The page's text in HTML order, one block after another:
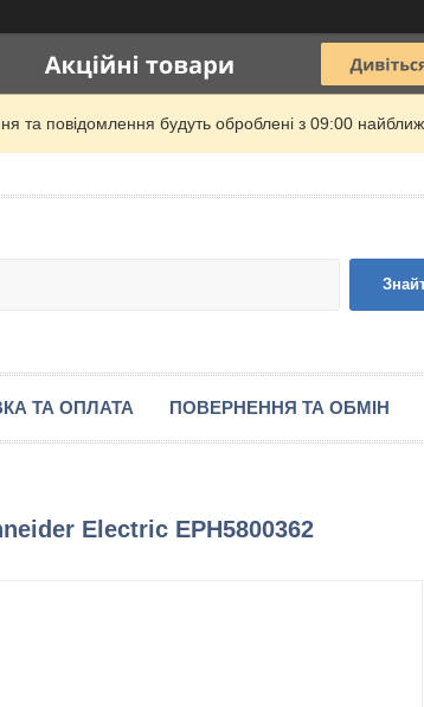
та повідомлення будуть оброблені з 09:00
ТА ОПЛАТА ПОВЕРНЕННЯ ТА ОБМІН
Electric EPH5800362